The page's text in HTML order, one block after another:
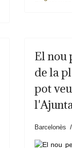
El nou
de la
pot
Barcelonès